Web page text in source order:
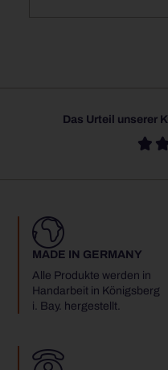
Das Urteil unserer

MADE IN GERMANY
Alle Produkte werden in
Handarbeit in Königsberg
i. Bay. hergestellt.